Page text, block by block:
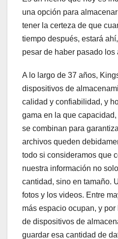
una opción para
tener la certeza de que
tiempo después, estará
pesar de haber pasado los
A lo largo de 37 años,
dispositivos de
calidad y confiabilidad, y
gama en la que
se combinan para
archivos queden
todo si consideramos que
nuestra información no
cantidad, sino en tamaño.
fotos y los videos. Entre
más espacio ocupan, y
de dispositivos de
guardar esa cantidad de